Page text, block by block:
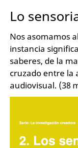
Lo
Nos asomamos
instancia
saberes, de la
cruzado entre la
audiovisual. (38